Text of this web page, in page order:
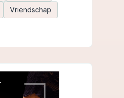
Vriendschap